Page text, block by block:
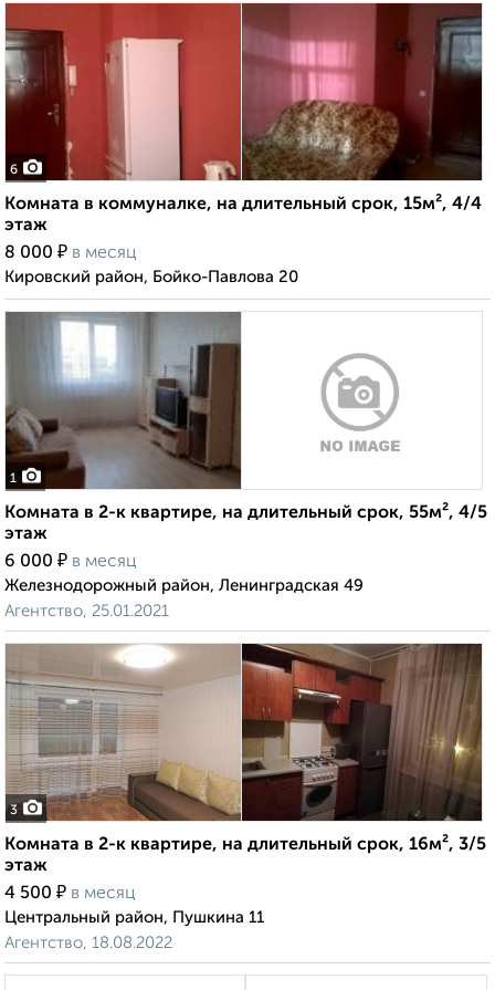
6
Комната в коммуналке, на длительный срок, 15м², 4/4
этаж
8 000 ₽ в месяц
Кировский район, Бойко-Павлова 20
1
Комната в 2-к квартире, на длительный срок, 55м², 4/5
этаж
6 000 ₽ в месяц
Железнодорожный район, Ленинградская 49
Агентство, 25.01.2021
3
Комната в 2-к квартире, на длительный срок, 16м², 3/5
этаж
4 500 ₽ в месяц
Центральный район, Пушкина 11
Агентство, 18.08.2022